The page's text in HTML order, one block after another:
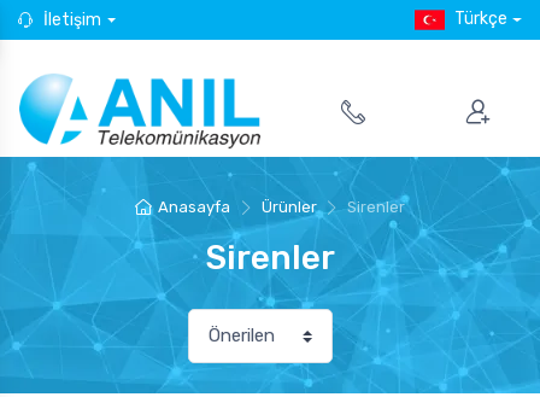
İletişim Türkçe
Anasayfa Ürünler Sirenler
Sirenler